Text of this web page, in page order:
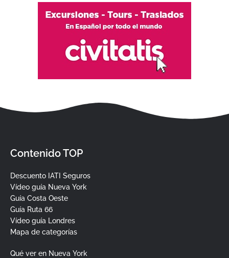
Contenido TOP
Descuento IATI Seguros
Vídeo guía Nueva York
Guía Costa Oeste
Guía Ruta 66
Vídeo guía Londres
Mapa de categorías
Qué ver en Nueva York